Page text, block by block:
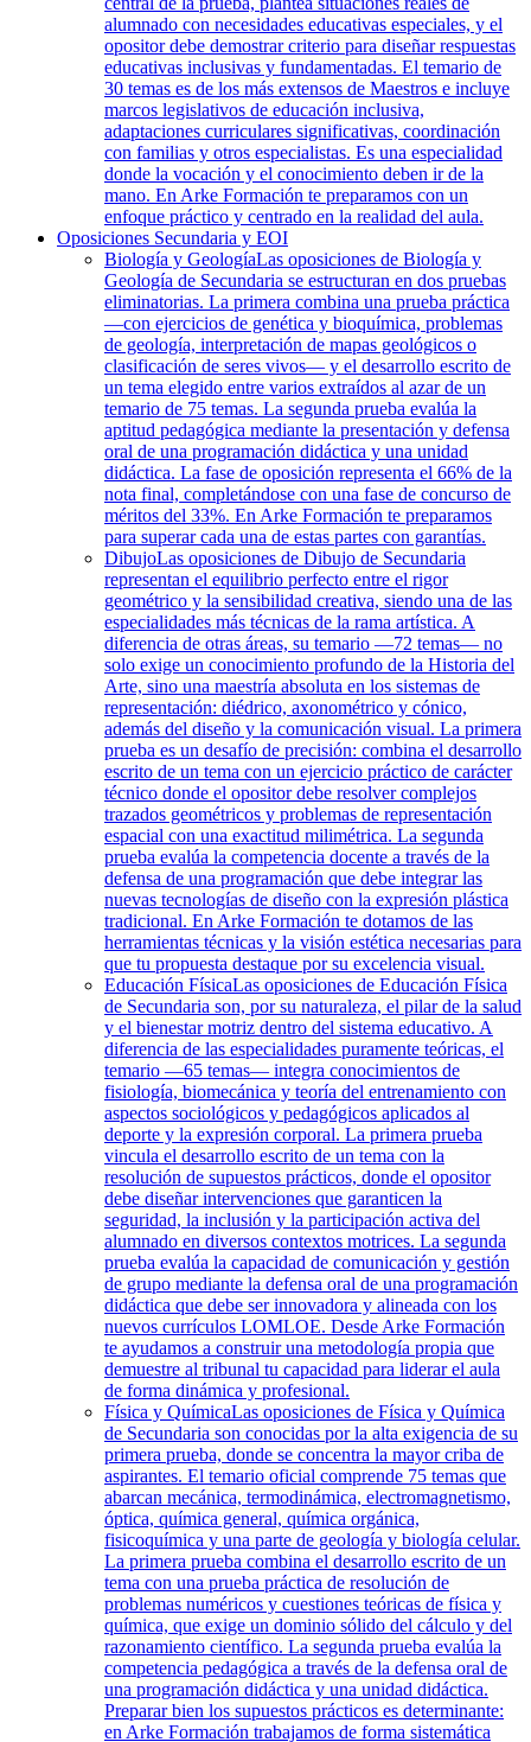
alumnado con necesidades educativas especiales, y el
opositor debe demostrar criterio para diseñar respuestas
educativas inclusivas y fundamentadas. El temario de
30 temas es de los más extensos de Maestros e incluye
marcos legislativos de educación inclusiva,
adaptaciones curriculares significativas, coordinación
con familias y otros especialistas. Es una especialidad
donde la vocación y el conocimiento deben ir de la
mano. En Arke Formación te preparamos con un
enfoque práctico y centrado en la realidad del aula.
Oposiciones Secundaria y EOI
Biología y GeologíaLas oposiciones de Biología y
Geología de Secundaria se estructuran en dos pruebas
eliminatorias. La primera combina una prueba práctica
—con ejercicios de genética y bioquímica, problemas
de geología, interpretación de mapas geológicos o
clasificación de seres vivos— y el desarrollo escrito de
un tema elegido entre varios extraídos al azar de un
temario de 75 temas. La segunda prueba evalúa la
aptitud pedagógica mediante la presentación y defensa
oral de una programación didáctica y una unidad
didáctica. La fase de oposición representa el 66% de la
nota final, completándose con una fase de concurso de
méritos del 33%. En Arke Formación te preparamos
para superar cada una de estas partes con garantías.
DibujoLas oposiciones de Dibujo de Secundaria
representan el equilibrio perfecto entre el rigor
geométrico y la sensibilidad creativa, siendo una de las
especialidades más técnicas de la rama artística. A
diferencia de otras áreas, su temario —72 temas— no
solo exige un conocimiento profundo de la Historia del
Arte, sino una maestría absoluta en los sistemas de
representación: diédrico, axonométrico y cónico,
además del diseño y la comunicación visual. La primera
prueba es un desafío de precisión: combina el desarrollo
escrito de un tema con un ejercicio práctico de carácter
técnico donde el opositor debe resolver complejos
trazados geométricos y problemas de representación
espacial con una exactitud milimétrica. La segunda
prueba evalúa la competencia docente a través de la
defensa de una programación que debe integrar las
nuevas tecnologías de diseño con la expresión plástica
tradicional. En Arke Formación te dotamos de las
herramientas técnicas y la visión estética necesarias para
que tu propuesta destaque por su excelencia visual.
Educación FísicaLas oposiciones de Educación Física
de Secundaria son, por su naturaleza, el pilar de la salud
y el bienestar motriz dentro del sistema educativo. A
diferencia de las especialidades puramente teóricas, el
temario —65 temas— integra conocimientos de
fisiología, biomecánica y teoría del entrenamiento con
aspectos sociológicos y pedagógicos aplicados al
deporte y la expresión corporal. La primera prueba
vincula el desarrollo escrito de un tema con la
resolución de supuestos prácticos, donde el opositor
debe diseñar intervenciones que garanticen la
seguridad, la inclusión y la participación activa del
alumnado en diversos contextos motrices. La segunda
prueba evalúa la capacidad de comunicación y gestión
de grupo mediante la defensa oral de una programación
didáctica que debe ser innovadora y alineada con los
nuevos currículos LOMLOE. Desde Arke Formación
te ayudamos a construir una metodología propia que
demuestre al tribunal tu capacidad para liderar el aula
de forma dinámica y profesional.
Física y QuímicaLas oposiciones de Física y Química
de Secundaria son conocidas por la alta exigencia de su
primera prueba, donde se concentra la mayor criba de
aspirantes. El temario oficial comprende 75 temas que
abarcan mecánica, termodinámica, electromagnetismo,
óptica, química general, química orgánica,
fisicoquímica y una parte de geología y biología celular.
La primera prueba combina el desarrollo escrito de un
tema con una prueba práctica de resolución de
problemas numéricos y cuestiones teóricas de física y
química, que exige un dominio sólido del cálculo y del
razonamiento científico. La segunda prueba evalúa la
competencia pedagógica a través de la defensa oral de
una programación didáctica y una unidad didáctica.
Preparar bien los supuestos prácticos es determinante:
en Arke Formación trabajamos de forma sistemática